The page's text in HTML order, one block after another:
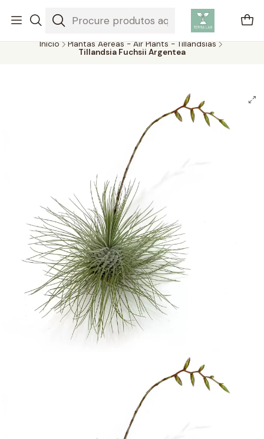
Plantas aéreas são plantas únicas que não precisam de solo para
crescer, absorvendo água e nutrientes do ar.
Início
Plantas Aéreas - Air Plants - Tillandsias
Tillandsia Fuchsii Argentea